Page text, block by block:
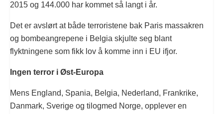
2015 og 144.000 har kommet så langt i år.
Det er avslørt at både terroristene bak Paris massakren
og bombeangrepene i Belgia skjulte seg blant
flyktningene som fikk lov å komme inn i EU ifjor.
Ingen terror i Øst-Europa
Mens England, Spania, Belgia, Nederland, Frankrike,
Danmark, Sverige og tilogmed Norge, opplever en